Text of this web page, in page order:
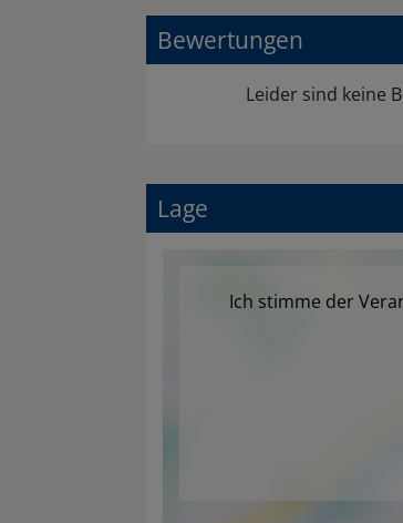
Bewertungen
Leider sind keine
Lage
Ich stimme der